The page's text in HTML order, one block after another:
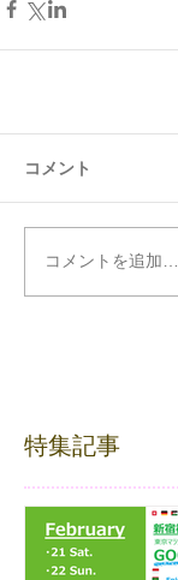
コメント
コメントを追加…
特集記事